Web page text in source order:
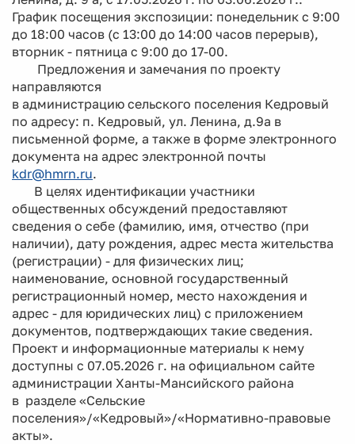
График посещения экспозиции: понедельник с 9:00
до 18:00 часов (с 13:00 до 14:00 часов перерыв),
вторник - пятница с 9:00 до 17-00.
Предложения и замечания по проекту
направляются
в администрацию сельского поселения Кедровый
по адресу: п. Кедровый, ул. Ленина, д.9а в
письменной форме, а также в форме электронного
документа на адрес электронной почты
kdr@hmrn.ru.
В целях идентификации участники
общественных обсуждений предоставляют
сведения о себе (фамилию, имя, отчество (при
наличии), дату рождения, адрес места жительства
(регистрации) - для физических лиц;
наименование, основной государственный
регистрационный номер, место нахождения и
адрес - для юридических лиц) с приложением
документов, подтверждающих такие сведения.
Проект и информационные материалы к нему
доступны с 07.05.2026 г. на официальном сайте
администрации Ханты-Мансийского района
в разделе «Сельские
поселения»/«Кедровый»/«Нормативно-правовые
акты».